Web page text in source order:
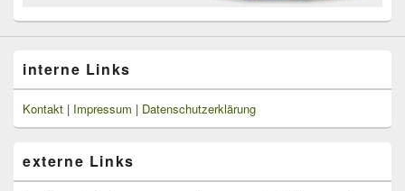
interne Links
Kontakt | Impressum | Datenschutzerklärung
externe Links